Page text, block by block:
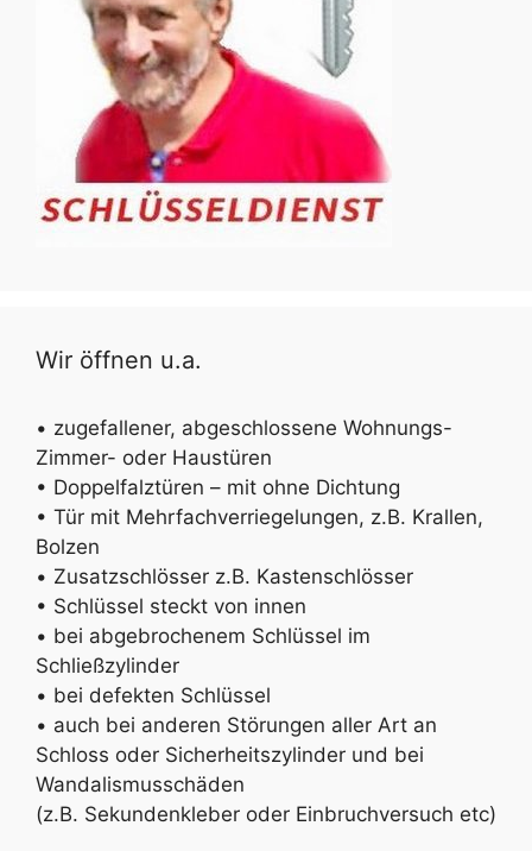
Wir öffnen u.a.
• zugefallener, abgeschlossene Wohnungs-
Zimmer- oder Haustüren
• Doppelfalztüren – mit ohne Dichtung
• Tür mit Mehrfachverriegelungen, z.B. Krallen,
Bolzen
• Zusatzschlösser z.B. Kastenschlösser
• Schlüssel steckt von innen
• bei abgebrochenem Schlüssel im
Schließzylinder
• bei defekten Schlüssel
• auch bei anderen Störungen aller Art an
Schloss oder Sicherheitszylinder und bei
Wandalismusschäden
(z.B. Sekundenkleber oder Einbruchversuch etc)